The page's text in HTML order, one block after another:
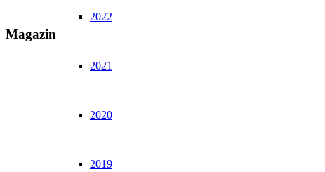
2022
2021
2020
2019
Magazin